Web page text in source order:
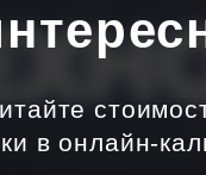
в онлайн-